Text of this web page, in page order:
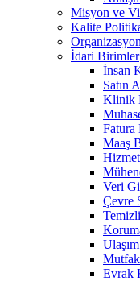
Misyon ve
Kalite
İdari Birimler
İnsan
Satın
Klinik
Fatura
Maaş
Veri
Çevre
Evrak